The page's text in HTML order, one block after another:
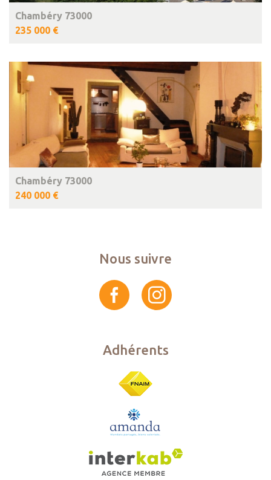
Chambéry 73000
235 000 €
Chambéry 73000
240 000 €
Nous suivre
Adhérents